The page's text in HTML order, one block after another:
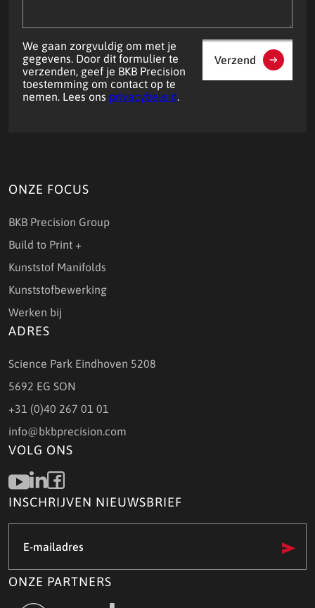
We gaan zorgvuldig om met je
gegevens. Door dit formulier te
verzenden, geef je BKB Precision
toestemming om contact op te
nemen. Lees ons privacybeleid.
Verzend
ONZE FOCUS
BKB Precision Group
Build to Print +
Kunststof Manifolds
Kunststofbewerking
Werken bij
ADRES
Science Park Eindhoven 5208
5692 EG SON
+31 (0)40 267 01 01
info@bkbprecision.com
VOLG ONS
INSCHRIJVEN NIEUWSBRIEF
mailadres
ONZE PARTNERS